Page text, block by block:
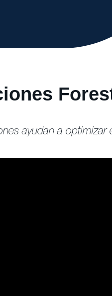
ayudan a